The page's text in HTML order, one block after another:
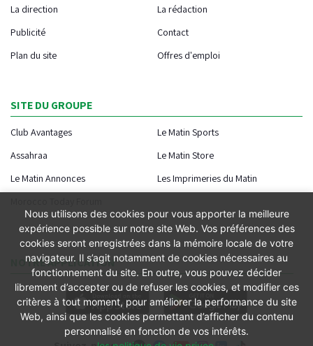
La direction
La rédaction
Publicité
Contact
Plan du site
Offres d'emploi
SITE DU GROUPE
Club Avantages
Le Matin Sports
Assahraa
Le Matin Store
Le Matin Annonces
Les Imprimeries du Matin
NOTRE APPLICATION
Nous utilisons des cookies pour vous apporter la meilleure
expérience possible sur notre site Web. Vos préférences des
cookies seront enregistrées dans la mémoire locale de votre
navigateur. Il s’agit notamment de cookies nécessaires au
fonctionnement du site. En outre, vous pouvez décider
librement d’accepter ou de refuser les cookies, et modifier ces
critères à tout moment, pour améliorer la performance du site
Web, ainsi que les cookies permettant d’afficher du contenu
personnalisé en fonction de vos intérêts.